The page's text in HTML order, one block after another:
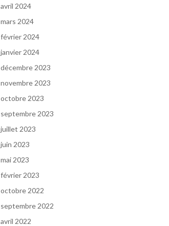
avril 2024
mars 2024
février 2024
janvier 2024
décembre 2023
novembre 2023
octobre 2023
septembre 2023
juillet 2023
juin 2023
mai 2023
février 2023
octobre 2022
septembre 2022
avril 2022